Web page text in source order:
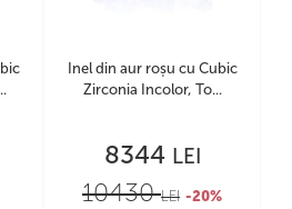
Inel din aur roșu cu Cubic
Zirconia Incolor, To...
8344 LEI
10430LEI -20%